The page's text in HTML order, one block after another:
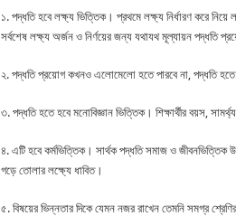
১. পদ্ধতি হবে লক্ষ্য ভিত্তিক। প্রথমে লক্ষ্য নির্ধারণ করে
সর্বশেষ লক্ষ্য অর্জন ও নির্ণয়ের জন্য যথাযথ মূল্যায়ন পদ্ধতি
২. পদ্ধতি প্রয়োগ কখনও এলোমেলো হতে পারবে না, পদ্ধতি হতে
৩. পদ্ধতি হতে হবে মনোবিজ্ঞান ভিত্তিক। শিক্ষার্থীর বয়স,
৪. এটি হবে কর্মভিত্তিক। সার্থক পদ্ধতি সমাজ ও জীবনভিত্তিক
গড়ে তোলার লক্ষ্যে ধাবিত।
৫. বিষয়ের ভিন্নতার দিকে যেমন নজর রাখেন তেমনি সমগ্র